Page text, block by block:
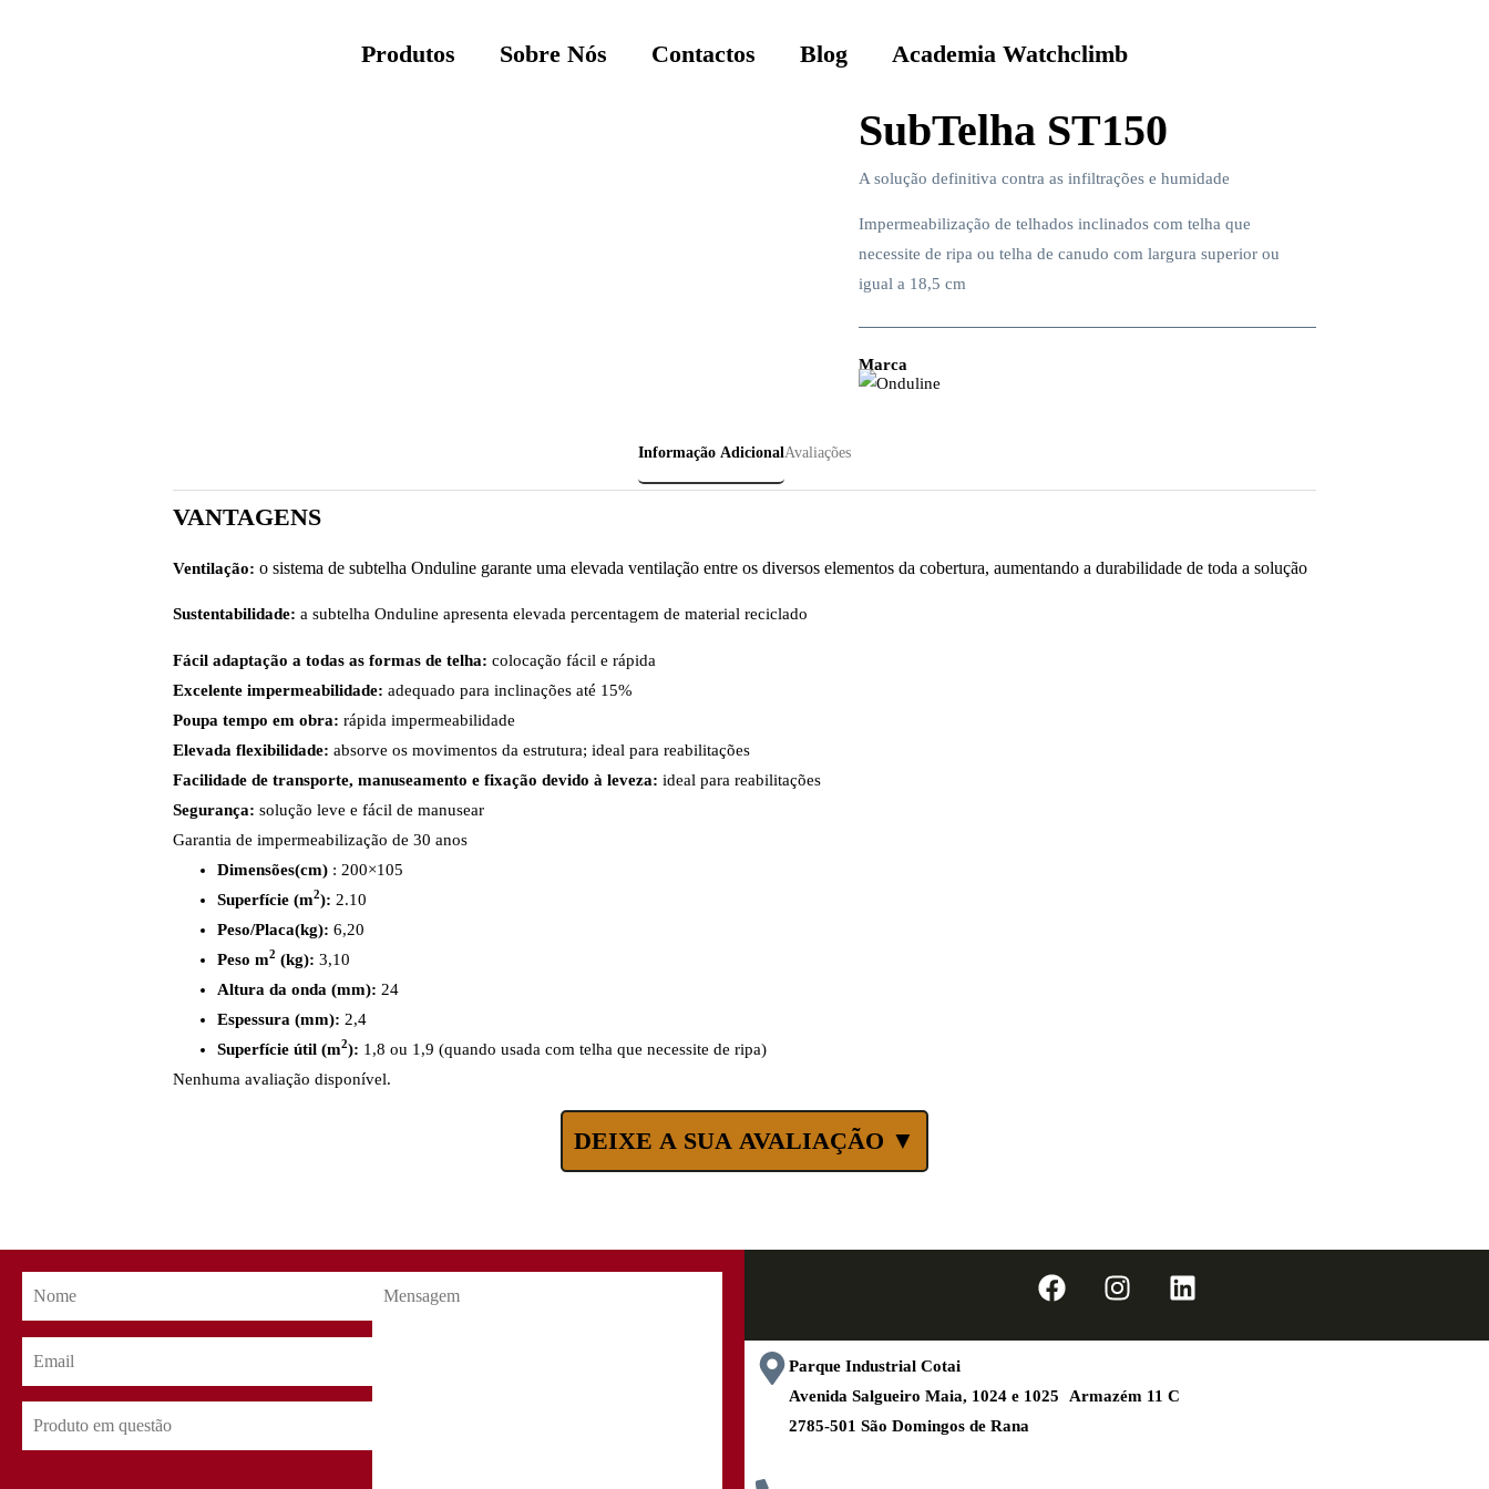
Produtos Sobre Nós Contactos Blog Academia Watchclimb
SubTelha ST150
A solução definitiva contra as infiltrações e humidade
Impermeabilização de telhados inclinados com telha que
necessite de ripa ou telha de canudo com largura superior ou
igual a 18,5 cm
Marca
Informação Adicional Avaliações
VANTAGENS
Ventilação: o sistema de subtelha Onduline garante uma elevada ventilação entre os diversos elementos da cobertura, aumentando a durabilidade de toda a solução
Sustentabilidade: a subtelha Onduline apresenta elevada percentagem de material reciclado
Fácil adaptação a todas as formas de telha: colocação fácil e rápida
Excelente impermeabilidade: adequado para inclinações até 15%
Poupa tempo em obra: rápida impermeabilidade
Elevada flexibilidade: absorve os movimentos da estrutura; ideal para reabilitações
Facilidade de transporte, manuseamento e fixação devido à leveza: ideal para reabilitações
Segurança: solução leve e fácil de manusear
Garantia de impermeabilização de 30 anos
Dimensões(cm) : 200×105
Superfície (m2): 2.10
Peso/Placa(kg): 6,20
Peso m2 (kg): 3,10
Altura da onda (mm): 24
Espessura (mm): 2,4
Superfície útil (m2): 1,8 ou 1,9 (quando usada com telha que necessite de ripa)
Nenhuma avaliação disponível.
DEIXE A SUA AVALIAÇÃO ▼
Parque Industrial Cotai
Avenida Salgueiro Maia, 1024 e 1025 Armazém 11 C
2785-501 São Domingos de Rana